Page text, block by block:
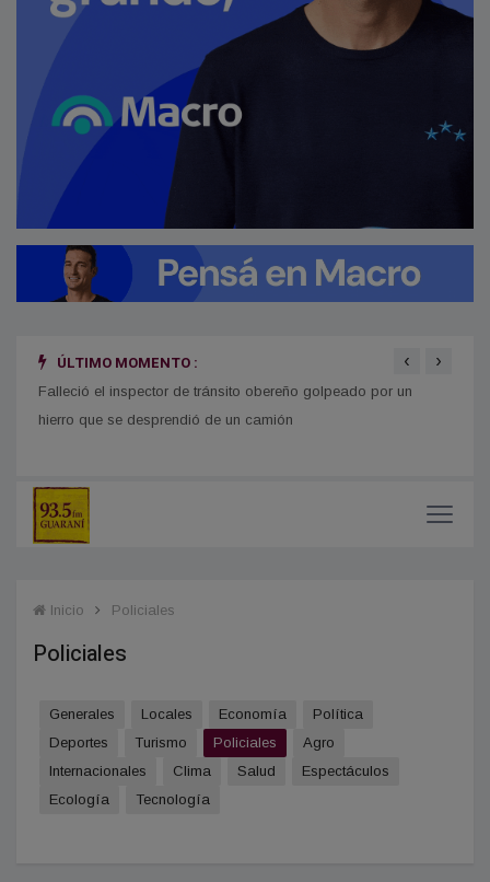
ÚLTIMO MOMENTO :
Falleció el inspector de tránsito obereño golpeado por un
hierro que se desprendió de un camión
‹ ›
Inicio Policiales
Policiales
Generales Locales Economía
Política
Deportes
Turismo Policiales
Agro
Internacionales
Clima Salud
Espectáculos
Ecología
Tecnología